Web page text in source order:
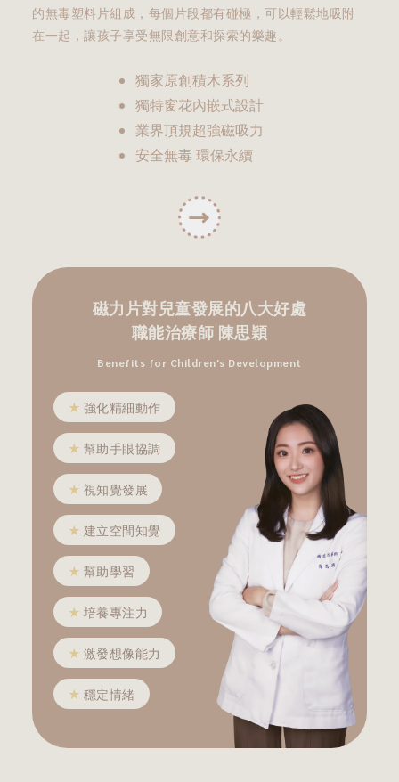
的無毒塑料片組成，每個片段都有碰極，可以輕鬆地吸附
在一起，讓孩子享受無限創意和探索的樂趣。
獨家原創積木系列
獨特窗花內嵌式設計
業界頂規超強磁吸力
安全無毒 環保永續
磁力片對兒童發展的八大好處
職能治療師 陳思穎
Benefits for Children's Development
★ 強化精細動作
★ 幫助手眼協調
★ 視知覺發展
★ 建立空間知覺
★ 幫助學習
★ 培養專注力
★ 激發想像能力
★ 穩定情緒